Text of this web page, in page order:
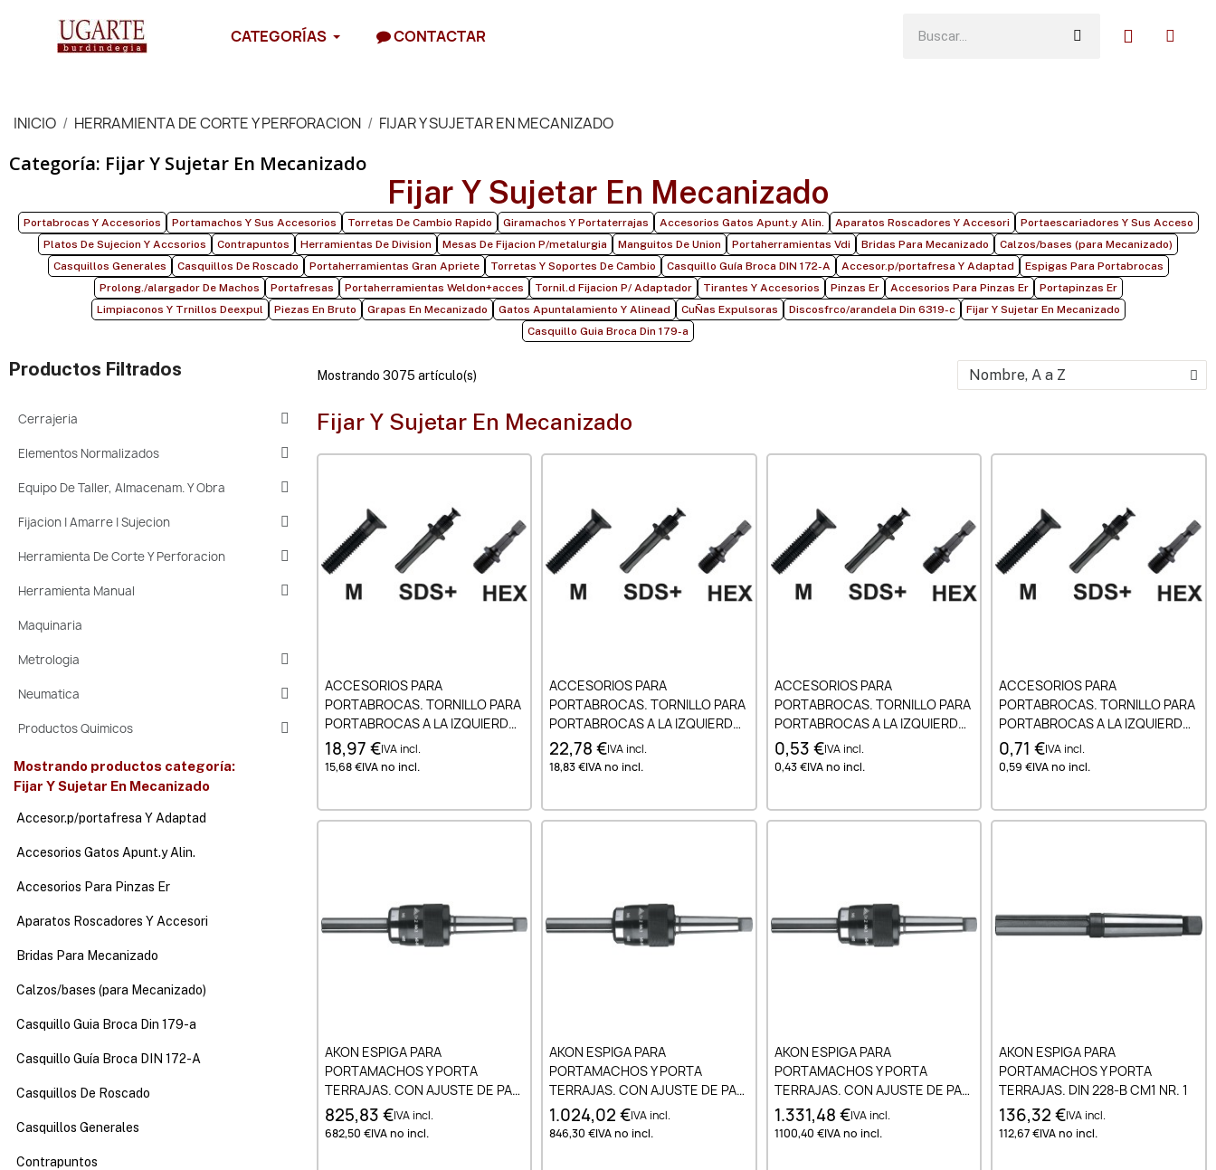
CATEGORÍAS CONTACTAR
INICIO HERRAMIENTA DE CORTE Y PERFORACION FIJAR Y SUJETAR EN MECANIZADO
Categoría: Fijar Y Sujetar En Mecanizado
Fijar Y Sujetar En Mecanizado
Portabrocas Y Accesorios Portamachos Y Sus Accesorios Torretas De Cambio Rapido Giramachos Y Portaterrajas Accesorios Gatos Apunt.y Alin. Aparatos Roscadores Y Accesori
Portaescariadores Y Sus Acceso
Platos De Sujecion Y Accsorios
Contrapuntos Herramientas De Division Mesas De Fijacion P/metalurgia Manguitos De Union Portaherramientas Vdi Bridas Para Mecanizado
Calzos/bases (para Mecanizado)
Casquillos Generales
Casquillos De Roscado Portaherramientas Gran Apriete Torretas Y Soportes De Cambio Casquillo Guía Broca DIN 172-A Accesor.p/portafresa Y Adaptad
Espigas Para Portabrocas
Prolong./alargador De Machos
Portafresas Portaherramientas Weldon+acces Tornil.d Fijacion P/ Adaptador Tirantes Y Accesorios Pinzas Er Accesorios Para Pinzas Er
Portapinzas Er
Limpiaconos Y Trnillos Deexpul
Piezas En Bruto Grapas En Mecanizado Gatos Apuntalamiento Y Alinead CuÑas Expulsoras Discosfrco/arandela Din 6319-c
Fijar Y Sujetar En Mecanizado
Casquillo Guia Broca Din 179-a
Productos Filtrados
Cerrajeria
Elementos Normalizados
Equipo De Taller, Almacenam. Y Obra
Fijacion | Amarre | Sujecion
Herramienta De Corte Y Perforacion
Herramienta Manual
Maquinaria
Metrologia
Neumatica
Productos Quimicos
Mostrando productos categoría:
Fijar Y Sujetar En Mecanizado
Accesor.p/portafresa Y Adaptad
Accesorios Gatos Apunt.y Alin.
Accesorios Para Pinzas Er
Aparatos Roscadores Y Accesori
Bridas Para Mecanizado
Calzos/bases (para Mecanizado)
Casquillo Guia Broca Din 179-a
Casquillo Guía Broca DIN 172-A
Casquillos De Roscado
Casquillos Generales
Contrapuntos
Mostrando 3075 artículo(s)
Fijar Y Sujetar En Mecanizado
Añadir al carrito
ACCESORIOS PARA
PORTABROCAS. TORNILLO PARA
PORTABROCAS A LA IZQUIERDA.
ADAPTADOR SDS DIN 3126-DIN
ISO 1173 E6.3 1/4b
18,97 €IVA incl.
15,68 €IVA no incl.
Añadir al carrito
ACCESORIOS PARA
PORTABROCAS. TORNILLO PARA
PORTABROCAS A LA IZQUIERDA.
ADAPTADOR SDS SDS+ - 1/2-20
UNF
22,78 €IVA incl.
18,83 €IVA no incl.
Añadir al carrito
ACCESORIOS PARA
PORTABROCAS. TORNILLO PARA
PORTABROCAS A LA IZQUIERDA.
ADAPTADOR SDS TORNILLO
PARA PORTABROCAS M5X0.8 A
0,53 €IVA incl.
0,43 €IVA no incl.
Añadir al carrito
ACCESORIOS PARA
PORTABROCAS. TORNILLO PARA
PORTABROCAS A LA IZQUIERDA.
ADAPTADOR SDS TORNILLO
PARA PORTABROCAS M6X1 A LA
0,71 €IVA incl.
0,59 €IVA no incl.
Añadir al carrito
AKON ESPIGA PARA
PORTAMACHOS Y PORTA
TERRAJAS. CON AJUSTE DE PAR
POR FRICCION DIN 228-B CM2
NR. 2
825,83 €IVA incl.
682,50 €IVA no incl.
Añadir al carrito
AKON ESPIGA PARA
PORTAMACHOS Y PORTA
TERRAJAS. CON AJUSTE DE PAR
POR FRICCION DIN 228-B CM3
NR. 2
1.024,02 €IVA incl.
846,30 €IVA no incl.
Añadir al carrito
AKON ESPIGA PARA
PORTAMACHOS Y PORTA
TERRAJAS. CON AJUSTE DE PAR
POR FRICCION DIN 228-B CM4
NR. 3
1.331,48 €IVA incl.
1100,40 €IVA no incl.
Añadir al carrito
AKON ESPIGA PARA
PORTAMACHOS Y PORTA
TERRAJAS. DIN 228-B CM1 NR. 1
136,32 €IVA incl.
112,67 €IVA no incl.